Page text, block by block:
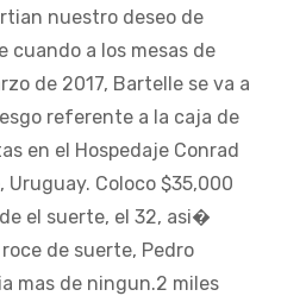
nuestro deseo de
cuando a los mesas de
de 2017, Bartelle se va a
referente a la caja de
en el Hospedaje Conrad
Coloco $35,000
el suerte, el 32, asi�
de suerte, Pedro
mas de ningun.2 miles